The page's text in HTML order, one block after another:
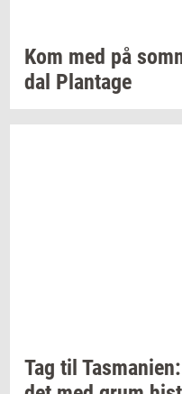
Kom med på
dal Plan­ta­ge
Tag til Tas­ma­ni­en: